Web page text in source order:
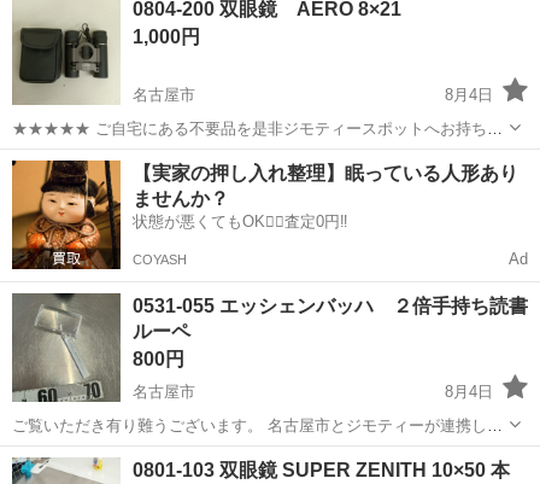
衣料服飾品、生活雑貨、家具、本、CD・DVDなどが無料でまとめて持
ち込めます！ ※詳細はこ...
0804-200 双眼鏡 AERO 8×21
1,000円
名古屋市
8月4日
★★★★★ ご自宅にある不要品を是非ジモティースポットへお持ち込
みしませんか？ 家電、趣味・スポーツ・レジャー用品、こども用品、
衣料服飾品、生活雑貨、家具、本、CD・DVDなどが無料でまとめて持
ち込めます！ ※詳細はこ...
愛知 名古屋市 望遠鏡、顕微鏡 AERO
【実家の押し入れ整理】眠っている人形あり
ませんか？
状態が悪くてもOK🙆‍♀️査定0円‼️
COYASH Ad
0531-055 エッシェンバッハ ２倍手持ち読書
ルーペ
800円
名古屋市
8月4日
ご覧いただき有り難うございます。 名古屋市とジモティーが連携して
運営しています。 粗⼤ごみ等の減量を⽬的にまだ使えるものをリユー
スしています。 ★★★★★ ご自宅にある不要品を是非ジモティースポ
愛知 名古屋市 望遠鏡、顕微鏡
0801-103 双眼鏡 SUPER ZENITH 10×50 本